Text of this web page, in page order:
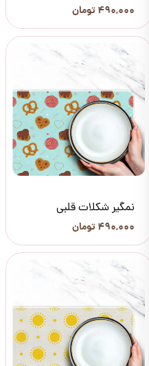
۴۹۰,۰۰۰ تومان
نمگیر شکلات قلبی
۴۹۰,۰۰۰ تومان